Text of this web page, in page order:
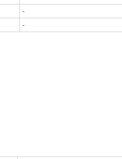
-
-